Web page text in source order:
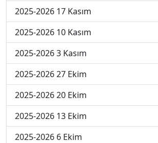
2025-2026 17 Kasım
2025-2026 10 Kasım
2025-2026 3 Kasım
2025-2026 27 Ekim
2025-2026 20 Ekim
2025-2026 13 Ekim
2025-2026 6 Ekim